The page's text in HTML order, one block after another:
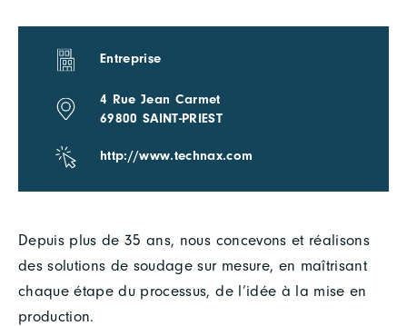
Depuis plus de 35 ans, nous concevons et réalisons
des solutions de soudage sur mesure, en maîtrisant
chaque étape du processus, de l’idée à la mise en
production.
Entreprise
4 Rue Jean Carmet
69800 SAINT-PRIEST
http://www.technax.com